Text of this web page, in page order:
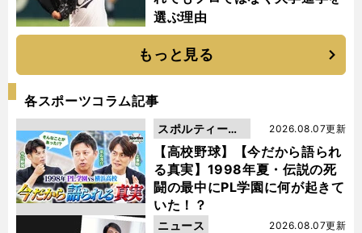
選ぶ理由
もっと見る
各スポーツコラム記事
【高校野球】【今だから語られ
る真実】1998年夏・伝説の死
闘の最中にPL学園に何が起きて
いた！？
2026.08.07更新
スポルティーバ
動画
2026.08.07更新
ニュース